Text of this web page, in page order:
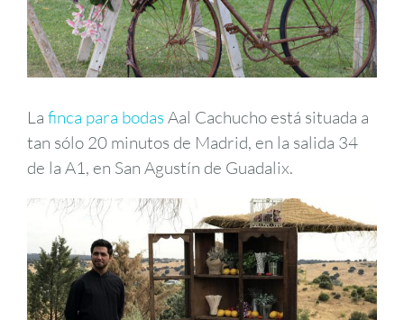
La finca para bodas Aal Cachucho está situada a
tan sólo 20 minutos de Madrid, en la salida 34
de la A1, en San Agustín de Guadalix.